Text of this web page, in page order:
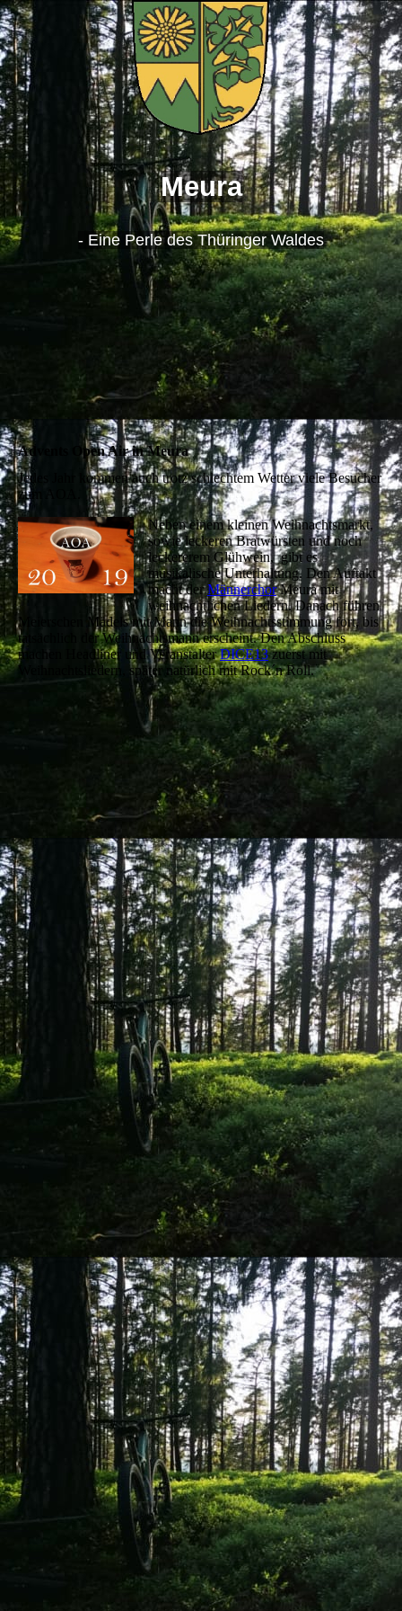
Meura
- Eine Perle des Thüringer Waldes
Advents Open Air in Meura
Jedes Jahr kommen auch trotz schlechtem Wetter viele Besucher
zum AOA.
Neben einem kleinen Weihnachtsmarkt,
sowie leckeren Bratwürsten und noch
leckererem Glühwein, gibt es
musikalische Unterhaltung. Den Auftakt
macht derMännerchorMeura mit
weihnachtlichen Liedern. Danach führen
Meierschen Mädels mit Mann die Weihnachtsstimmung fort, bis
tatsächlich der Weihnachtsmann erscheint. Den Abschluss
machen Headliner und VeranstalterDICE13zuerst mit
Weihnachtsliedern, später natürlich mit Rock´n Roll.